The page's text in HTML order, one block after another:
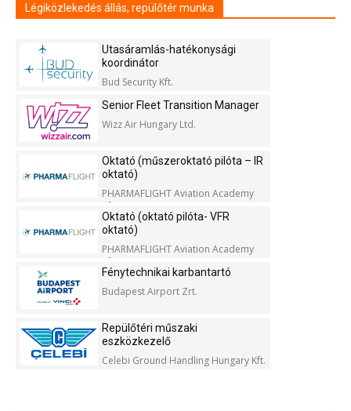
Légiközlekedés állás, repülőtér munka
Utasáramlás-hatékonysági
koordinátor
Bud Security Kft.
Senior Fleet Transition Manager
Wizz Air Hungary Ltd.
Oktató (műszeroktató pilóta – IR
oktató)
PHARMAFLIGHT Aviation Academy
Kft.
Oktató (oktató pilóta- VFR
oktató)
PHARMAFLIGHT Aviation Academy
Kft.
Fénytechnikai karbantartó
Budapest Airport Zrt.
Repülőtéri műszaki
eszközkezelő
Celebi Ground Handling Hungary Kft.